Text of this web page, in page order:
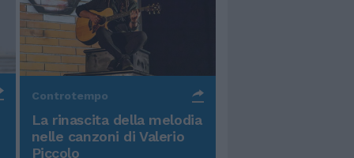
Controtempo
La rinascita della melodia
nelle canzoni di Valerio
Piccolo